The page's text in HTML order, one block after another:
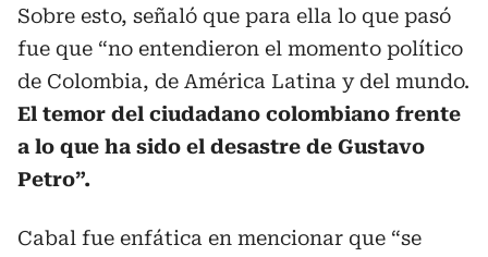
Sobre esto, señaló que para ella lo que pasó
fue que “no entendieron el momento político
de Colombia, de América Latina y del mundo.
El temor del ciudadano colombiano frente
a lo que ha sido el desastre de Gustavo
Petro”.
Cabal fue enfática en mencionar que “se